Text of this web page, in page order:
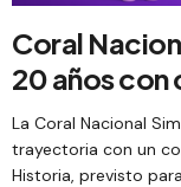
Coral
20 años
La Coral Nacional
trayectoria con un
Historia, previsto